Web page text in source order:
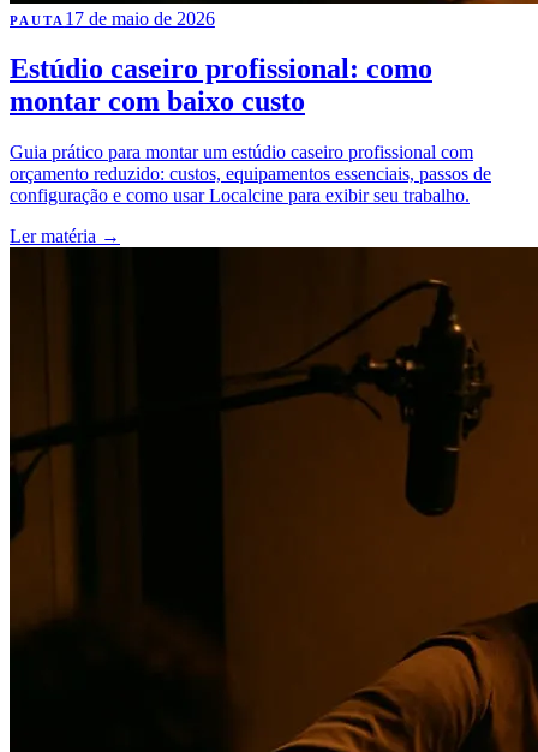
PAUTA 17 de maio de 2026
Estúdio caseiro profissional: como
montar com baixo custo
Guia prático para montar um estúdio caseiro profissional com
orçamento reduzido: custos, equipamentos essenciais, passos de
configuração e como usar Localcine para exibir seu trabalho.
Ler matéria →